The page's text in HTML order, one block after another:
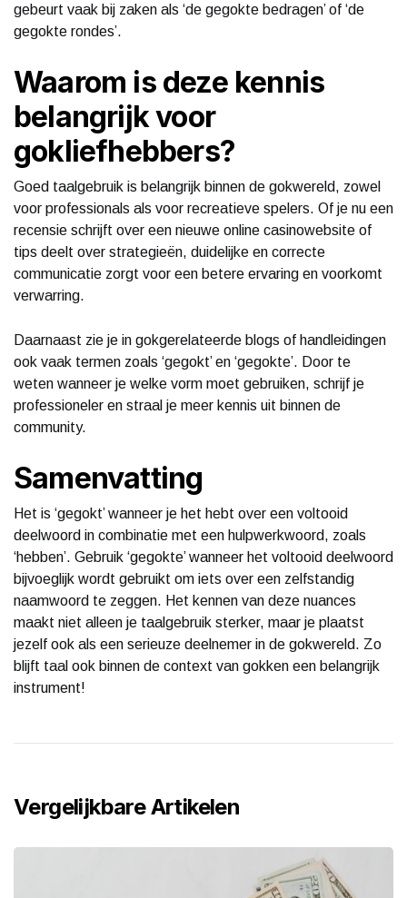
gebeurt vaak bij zaken als ‘de gegokte bedragen’ of ‘de
gegokte rondes’.
Waarom is deze kennis
belangrijk voor
gokliefhebbers?
Goed taalgebruik is belangrijk binnen de gokwereld, zowel
voor professionals als voor recreatieve spelers. Of je nu een
recensie schrijft over een nieuwe online casinowebsite of
tips deelt over strategieën, duidelijke en correcte
communicatie zorgt voor een betere ervaring en voorkomt
verwarring.
Daarnaast zie je in gokgerelateerde blogs of handleidingen
ook vaak termen zoals ‘gegokt’ en ‘gegokte’. Door te
weten wanneer je welke vorm moet gebruiken, schrijf je
professioneler en straal je meer kennis uit binnen de
community.
Samenvatting
Het is ‘gegokt’ wanneer je het hebt over een voltooid
deelwoord in combinatie met een hulpwerkwoord, zoals
‘hebben’. Gebruik ‘gegokte’ wanneer het voltooid deelwoord
bijvoeglijk wordt gebruikt om iets over een zelfstandig
naamwoord te zeggen. Het kennen van deze nuances
maakt niet alleen je taalgebruik sterker, maar je plaatst
jezelf ook als een serieuze deelnemer in de gokwereld. Zo
blijft taal ook binnen de context van gokken een belangrijk
instrument!
Vergelijkbare Artikelen